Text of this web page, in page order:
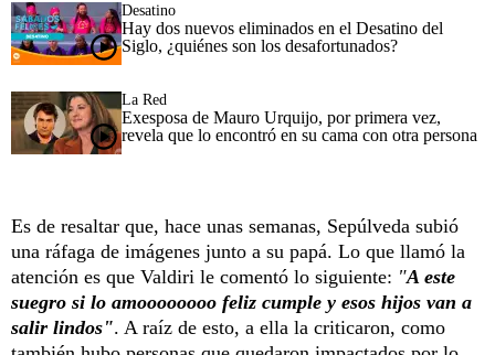
Desatino
Hay dos nuevos eliminados en el Desatino del
Siglo, ¿quiénes son los desafortunados?
La Red
Exesposa de Mauro Urquijo, por primera vez,
revela que lo encontró en su cama con otra persona
Es de resaltar que, hace unas semanas, Sepúlveda subió
una ráfaga de imágenes junto a su papá. Lo que llamó la
atención es que Valdiri le comentó lo siguiente: "A este
suegro si lo amoooooooo feliz cumple y esos hijos van a
salir lindos". A raíz de esto, a ella la criticaron, como